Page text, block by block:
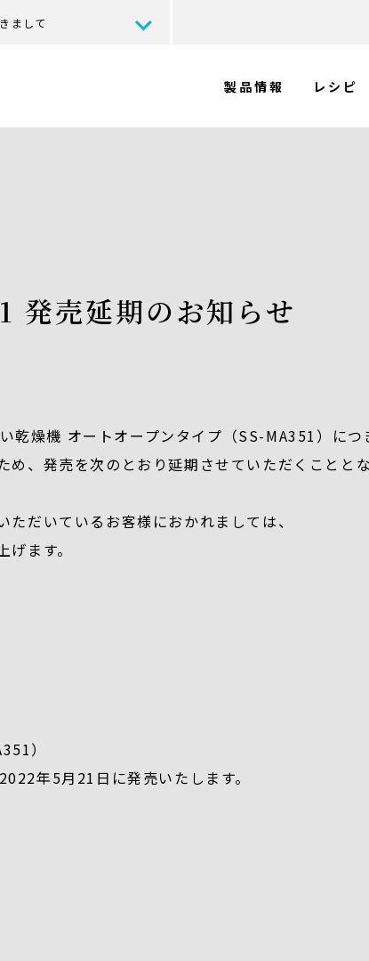
まして
製品情報 レシピ
発売延期のお知らせ
燥機 オートオープンタイプ（SS-MA351）につ
、発売を次のとおり延期させていただくこととな
だいているお客様におかれましては、
ます。
）
年5月21日に発売いたします。